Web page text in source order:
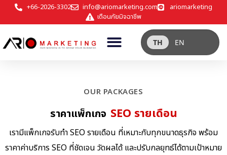
+66-2026-3302 info@ariomarketing.com
ariomarketing
เตือนภัยมิจฉาชีพ
TH EN
OUR PACKAGES
ราคาแพ็กเกจ SEO รายเดือน
เรามีแพ็กเกจรับทำ SEO รายเดือน ที่เหมาะกับทุกขนาดธุรกิจ พร้อม
ราคาค่าบริการ SEO ที่ชัดเจน วัดผลได้ และปรับกลยุทธ์ได้ตามเป้าหมาย